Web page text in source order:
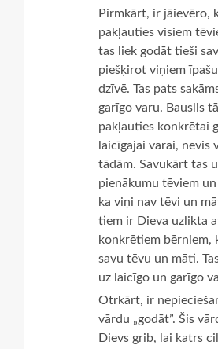
Pirmkārt, ir jāievēro,
pakļauties visiem
tas liek godāt tieši
piešķirot viņiem
dzīvē. Tas pats
garīgo varu. Bauslis
pakļauties konkrētai
laicīgajai varai, nevis
tādām. Savukārt tas
pienākumu tēviem
ka viņi nav tēvi un
tiem ir Dieva uzlikta
konkrētiem bērniem,
savu tēvu un māti.
uz laicīgo un garīgo
Otrkārt, ir
vārdu „godāt”. Šis
Dievs grib, lai katrs